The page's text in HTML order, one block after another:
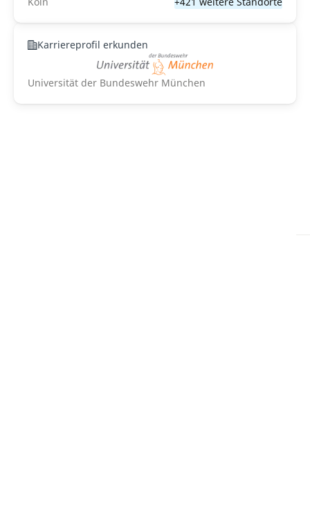
Karriereprofil erkunden
Universität der Bundeswehr München